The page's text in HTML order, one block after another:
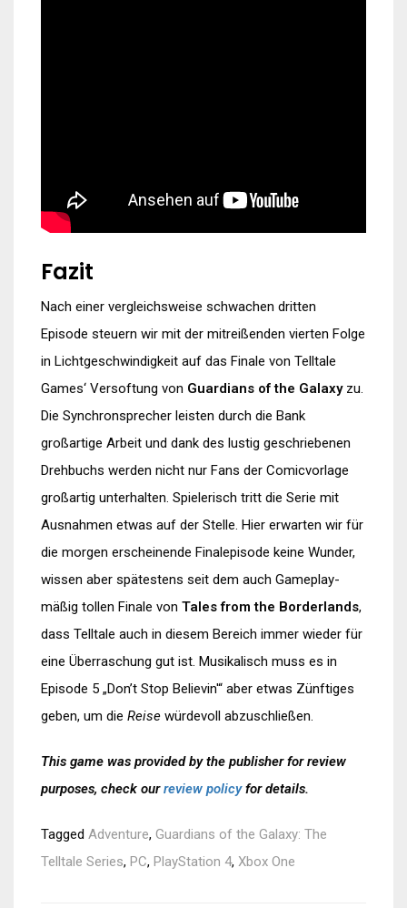
Fazit
Nach einer vergleichsweise schwachen dritten
Episode steuern wir mit der mitreißenden vierten Folge
in Lichtgeschwindigkeit auf das Finale von Telltale
Games‘ Versoftung von Guardians of the Galaxyzu.
Die Synchronsprecher leisten durch die Bank
großartige Arbeit und dank des lustig geschriebenen
Drehbuchs werden nicht nur Fans der Comicvorlage
großartig unterhalten. Spielerisch tritt die Serie mit
Ausnahmen etwas auf der Stelle. Hier erwarten wir für
die morgen erscheinende Finalepisode keine Wunder,
wissen aber spätestens seit dem auch Gameplay-
mäßig tollen Finale von Tales from the Borderlands,
dass Telltale auch in diesem Bereich immer wieder für
eine Überraschung gut ist. Musikalisch muss es in
Episode 5 „Don’t Stop Believin'“ aber etwas Zünftiges
geben, um die Reise würdevoll abzuschließen.
This game was provided by the publisher for review
purposes, check ourreview policyfor details.
Tagged Adventure, Guardians of the Galaxy: The
Telltale Series, PC, PlayStation 4, Xbox One